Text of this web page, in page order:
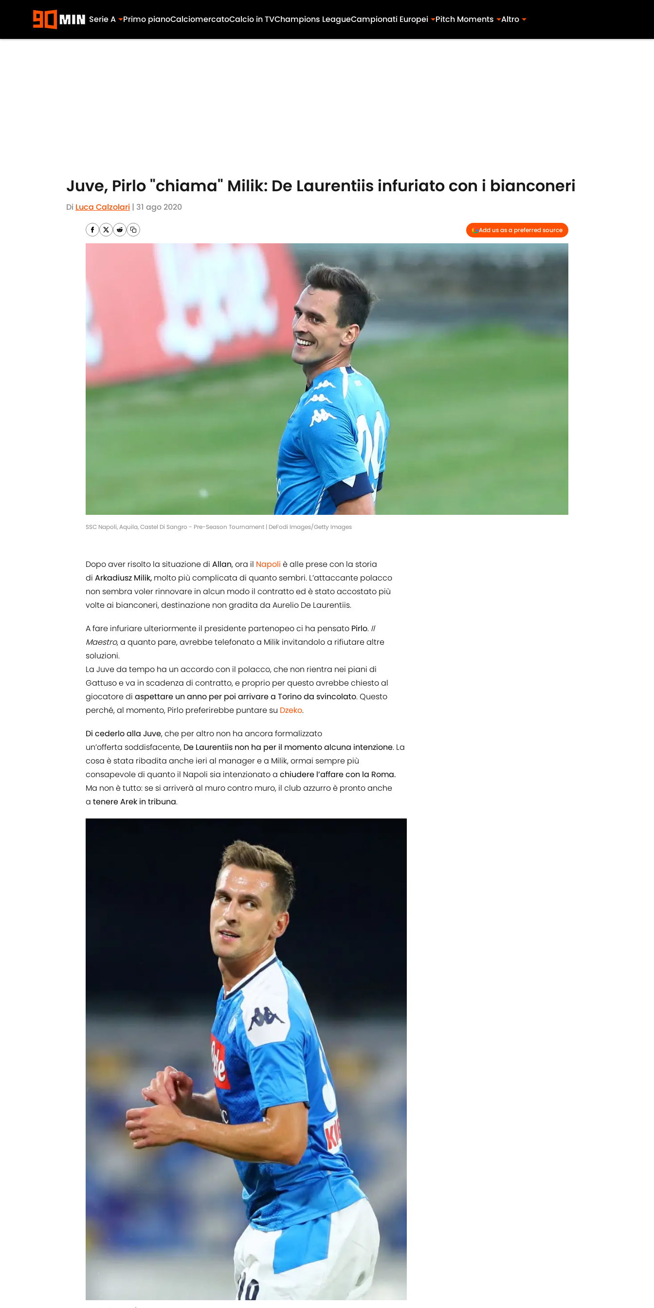
Serie A Primo pianoCalciomercatoCalcio in TVChampions LeagueCampionati Europei Pitch Moments Altro
Juve, Pirlo "chiama" Milik: De Laurentiis infuriato con i bianconeri
Di Luca Calzolari | 31 ago 2020
Add us as a preferred source
SSC Napoli, Aquila, Castel Di Sangro - Pre-Season Tournament | DeFodi Images/Getty Images
Dopo aver risolto la situazione di Allan, ora il Napoli è alle prese con la storia
di Arkadiusz Milik, molto più complicata di quanto sembri. L’attaccante polacco
non sembra voler rinnovare in alcun modo il contratto ed è stato accostato più
volte ai bianconeri, destinazione non gradita da Aurelio De Laurentiis.
A fare infuriare ulteriormente il presidente partenopeo ci ha pensato Pirlo. Il
Maestro, a quanto pare, avrebbe telefonato a Milik invitandolo a rifiutare altre
soluzioni.
La Juve da tempo ha un accordo con il polacco, che non rientra nei piani di
Gattuso e va in scadenza di contratto, e proprio per questo avrebbe chiesto al
giocatore di aspettare un anno per poi arrivare a Torino da svincolato. Questo
perché, al momento, Pirlo preferirebbe puntare su Dzeko.
Di cederlo alla Juve, che per altro non ha ancora formalizzato
un’offerta soddisfacente, De Laurentiis non ha per il momento alcuna intenzione. La
cosa è stata ribadita anche ieri al manager e a Milik, ormai sempre più
consapevole di quanto il Napoli sia intenzionato a chiudere l’affare con la Roma.
Ma non è tutto: se si arriverà al muro contro muro, il club azzurro è pronto anche
a tenere Arek in tribuna.